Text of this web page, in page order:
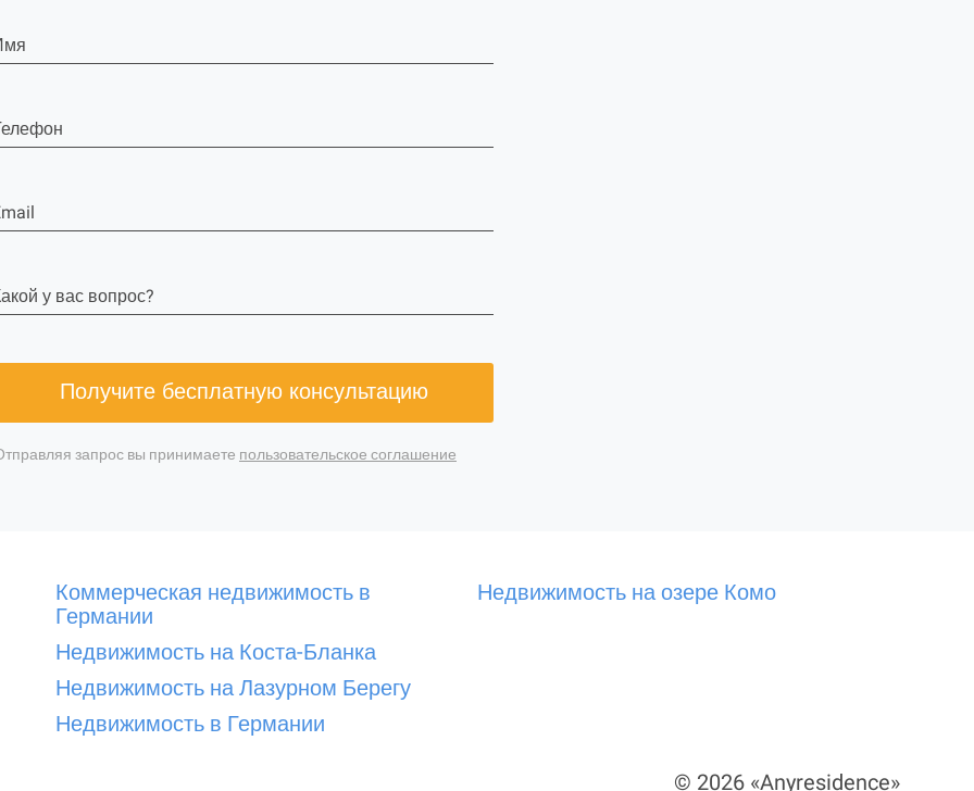
у вас вопрос?
Получите бесплатную консультацию
запрос вы принимаете пользовательское соглашение
Коммерческая недвижимость в
Германии
Недвижимость на Коста-Бланка
Недвижимость на Лазурном Берегу
Недвижимость в Германии
Недвижимость на озере Комо
© 2026 «Anyresidence»